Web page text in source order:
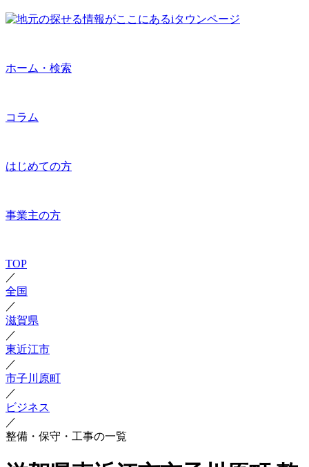
ホーム・検索
コラム
はじめての方
事業主の方
TOP
／
全国
／
滋賀県
／
東近江市
／
市子川原町
／
ビジネス
／
整備・保守・工事の一覧